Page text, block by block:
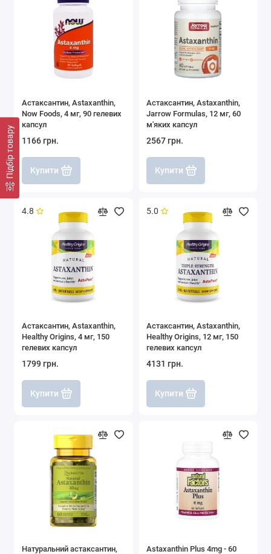
Підбір товару
Астаксантин, Astaxanthin,
Now Foods, 4 мг, 90 гелевих
капсул
1166 грн.
Купити
Астаксантин, Astaxanthin,
Jarrow Formulas, 12 мг, 60
м'яких капсул
2567 грн.
Купити
4.8
Астаксантин, Astaxanthin,
Healthy Origins, 4 мг, 150
гелевих капсул
1799 грн.
Купити
5.0
Астаксантин, Astaxanthin,
Healthy Origins, 12 мг, 150
гелевих капсул
4131 грн.
Купити
Натуральний астаксантин,
Astaxanthin Plus 4mg - 60